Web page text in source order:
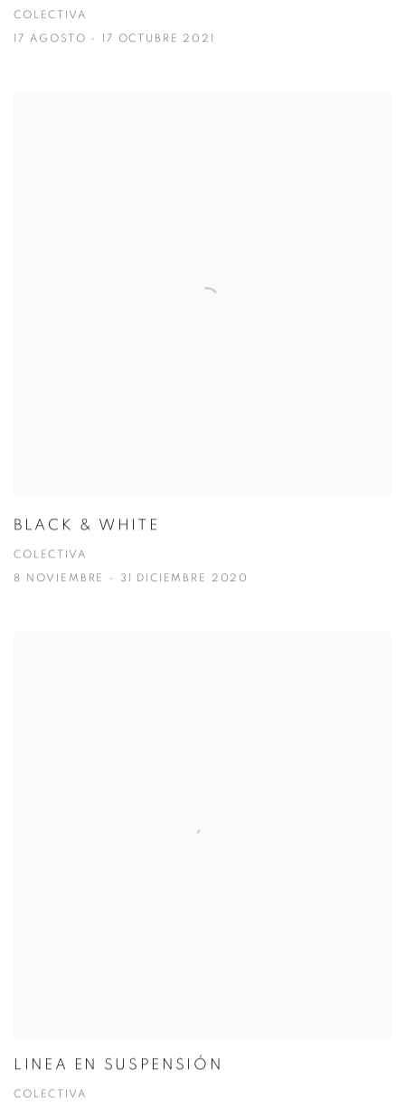
COLECTIVA
17 AGOSTO - 17 OCTUBRE 2021
BLACK & WHITE
COLECTIVA
8 NOVIEMBRE - 31 DICIEMBRE 2020
LINEA EN SUSPENSIÓN
COLECTIVA